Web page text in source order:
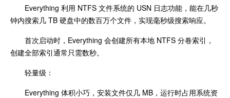
Everything 利用 NTFS 文件系统的 USN 日志功能，能在几秒
钟内搜索几 TB 硬盘中的数百万个文件，实现毫秒级搜索响应。
首次启动时，Everything 会创建所有本地 NTFS 分卷索引，
创建全部索引通常只需数秒。
轻量级：
Everything 体积小巧，安装文件仅几 MB，运行时占用系统资